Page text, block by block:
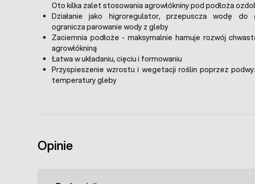
Oto kilka zalet stosowania agrowłókniny pod podłoża
Działanie jako higroregulator, przepuscza wodę do
ogranicza parowanie wody z gleby
Zaciemnia podłoże - maksymalnie hamuje rozwój
agrowłókniną
Łatwa w układaniu, cięciu i formowaniu
Przyspieszenie wzrostu i wegetacji roślin poprzez
temperatury gleby
Opinie